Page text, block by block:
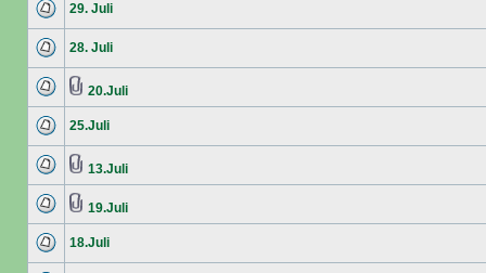
29. Juli
28. Juli
20.Juli
25.Juli
13.Juli
19.Juli
18.Juli